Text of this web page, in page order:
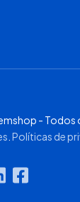
- Todos
Políticas de